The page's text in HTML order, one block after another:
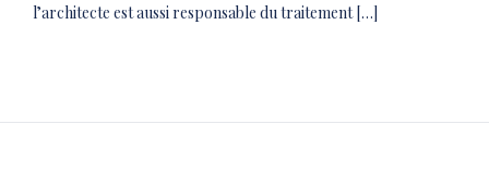
l’architecte est aussi responsable du traitement […]